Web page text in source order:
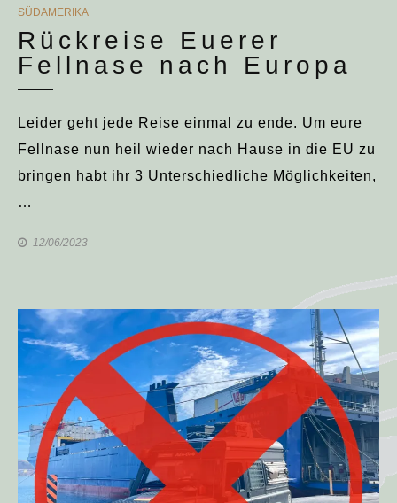
SÜDAMERIKA
Rückreise Euerer
Fellnase nach Europa
Leider geht jede Reise einmal zu ende. Um eure
Fellnase nun heil wieder nach Hause in die EU zu
bringen habt ihr 3 Unterschiedliche Möglichkeiten,
…
12/06/2023